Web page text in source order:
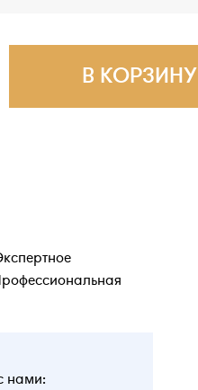
В КОРЗИНУ
нами: